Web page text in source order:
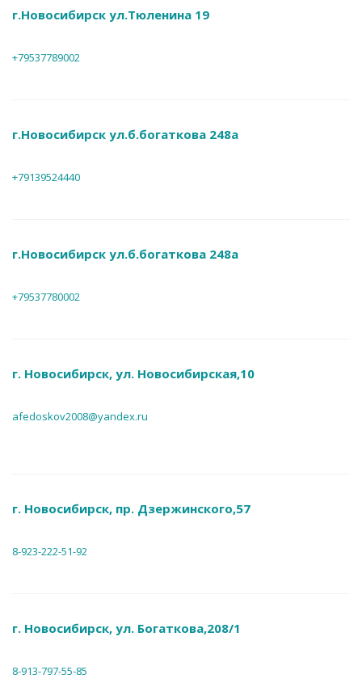
г.Новосибирск ул.Тюленина 19
+79537789002
г.Новосибирск ул.б.богаткова 248а
+79139524440
г.Новосибирск ул.б.богаткова 248а
+79537780002
г. Новосибирск, ул. Новосибирская,10
afedoskov2008@yandex.ru
г. Новосибирск, пр. Дзержинского,57
8-923-222-51-92
г. Новосибирск, ул. Богаткова,208/1
8-913-797-55-85